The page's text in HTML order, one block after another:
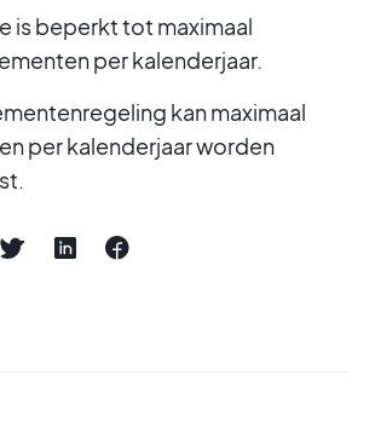
is beperkt tot maximaal
per kalenderjaar.
kan maximaal
per kalenderjaar worden